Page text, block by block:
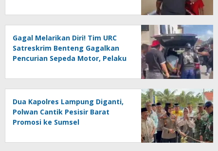
Gagal Melarikan Diri! Tim URC
Satreskrim Benteng Gagalkan
Pencurian Sepeda Motor, Pelaku
Dua Kapolres Lampung Diganti,
Polwan Cantik Pesisir Barat
Promosi ke Sumsel